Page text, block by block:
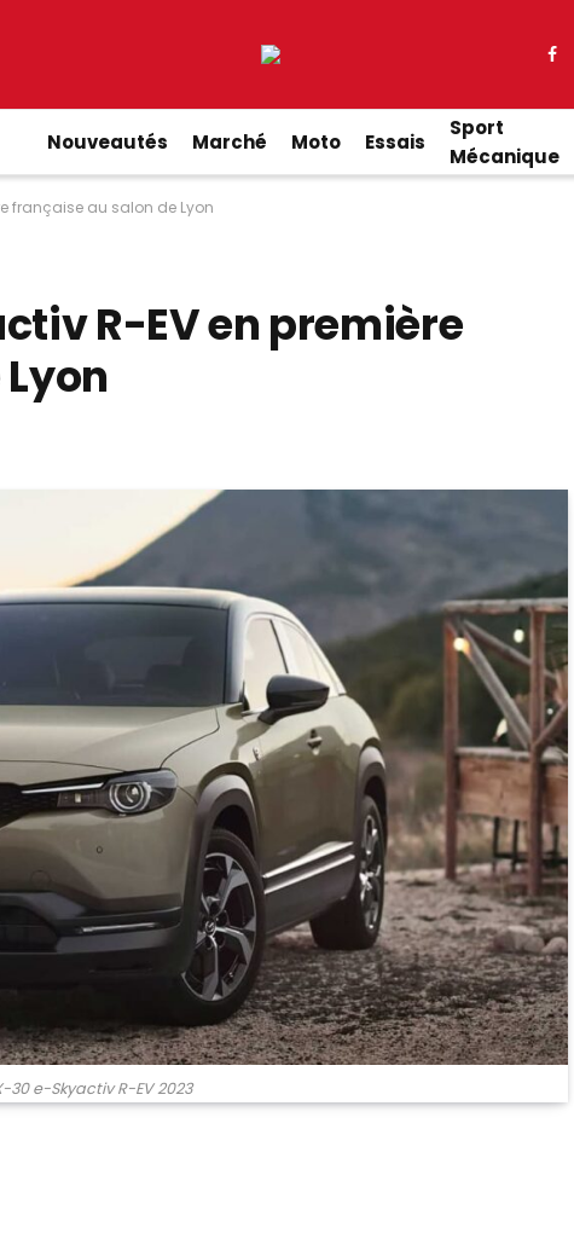
Nouveautés Marché Moto Essais
Sport
Mécanique
française au salon de Lyon
R-EV en première
30 e-Skyactiv R-EV 2023